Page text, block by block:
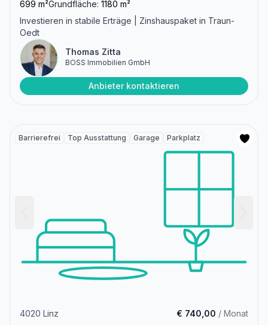
699 m²Grundfläche: 1180 m²
Investieren in stabile Erträge | Zinshauspaket in Traun-
Oedt
Thomas Zitta
BOSS Immobilien GmbH
Anbieter kontaktieren
Barrierefrei Top Ausstattung Garage Parkplatz
4020 Linz € 740,00 / Monat